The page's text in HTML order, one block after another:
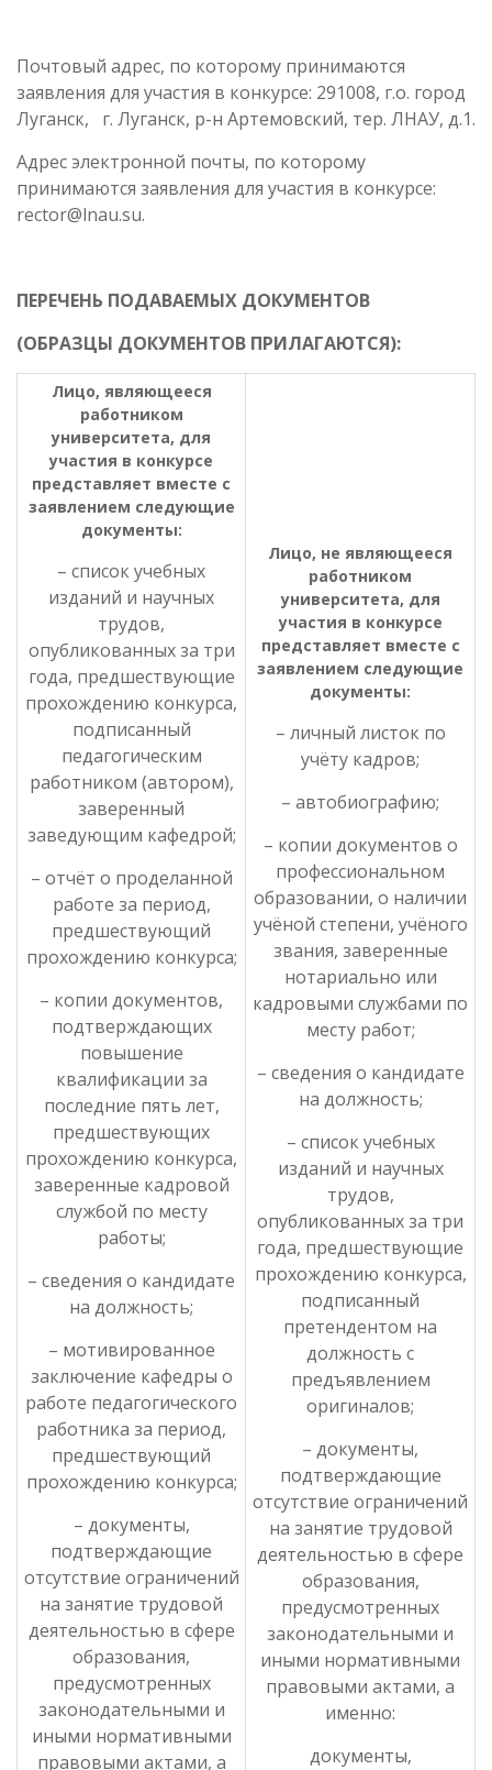
Почтовый адрес, по которому принимаются
заявления для участия в конкурсе: 291008, г.о. город
Луганск, г. Луганск, р-н Артемовский, тер. ЛНАУ, д.1.
Адрес электронной почты, по которому
принимаются заявления для участия в конкурсе:
rector@lnau.su.
ПЕРЕЧЕНЬ ПОДАВАЕМЫХ ДОКУМЕНТОВ
(ОБРАЗЦЫ ДОКУМЕНТОВ ПРИЛАГАЮТСЯ):
Лицо, являющееся
работником
университета, для
участия в конкурсе
представляет вместе с
заявлением следующие
документы:
– список учебных
изданий и научных
трудов,
опубликованных за три
года, предшествующие
прохождению конкурса,
подписанный
педагогическим
работником (автором),
заверенный
заведующим кафедрой;
– отчёт о проделанной
работе за период,
предшествующий
прохождению конкурса;
– копии документов,
подтверждающих
повышение
квалификации за
последние пять лет,
предшествующих
прохождению конкурса,
заверенные кадровой
службой по месту
работы;
– сведения о кандидате
на должность;
– мотивированное
заключение кафедры о
работе педагогического
работника за период,
предшествующий
прохождению конкурса;
– документы,
подтверждающие
отсутствие ограничений
на занятие трудовой
деятельностью в сфере
образования,
предусмотренных
законодательными и
иными нормативными
правовыми актами, а
Лицо, не являющееся
работником
университета, для
участия в конкурсе
представляет вместе с
заявлением следующие
документы:
– личный листок по
учёту кадров;
– автобиографию;
– копии документов о
профессиональном
образовании, о наличии
учёной степени, учёного
звания, заверенные
нотариально или
кадровыми службами по
месту работ;
– сведения о кандидате
на должность;
– список учебных
изданий и научных
трудов,
опубликованных за три
года, предшествующие
прохождению конкурса,
подписанный
претендентом на
должность с
предъявлением
оригиналов;
– документы,
подтверждающие
отсутствие ограничений
на занятие трудовой
деятельностью в сфере
образования,
предусмотренных
законодательными и
иными нормативными
правовыми актами, а
именно:
документы,